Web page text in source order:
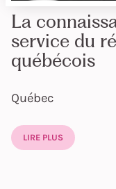
La
service du
québécois
Québec
LIRE PLUS